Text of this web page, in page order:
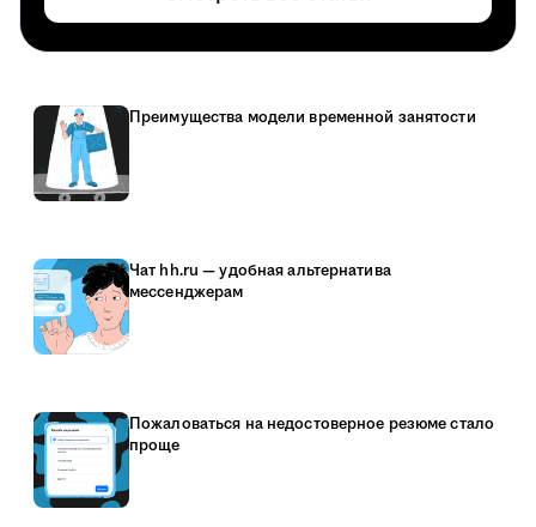
Преимущества модели временной занятости
Чат hh.ru — удобная альтернатива
мессенджерам
Пожаловаться на недостоверное резюме стало
проще